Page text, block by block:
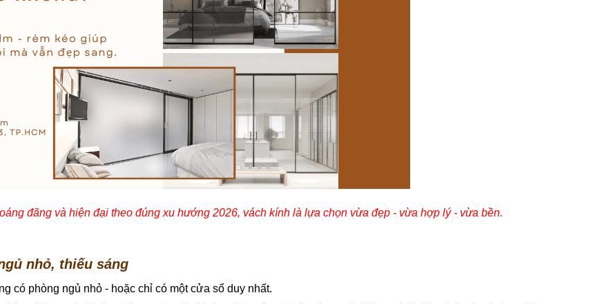
đãng và hiện đại theo đúng xu hướng 2026, vách kính là lựa chọn vừa đẹp - vừa hợp lý - vừa bền.
nhỏ, thiếu sáng
có phòng ngủ nhỏ - hoặc chỉ có một cửa sổ duy nhất.